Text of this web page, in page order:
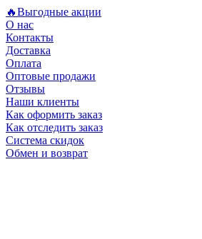
🔥Выгодные акции
О нас
Контакты
Доставка
Оплата
Оптовые продажи
Отзывы
Наши клиенты
Как оформить заказ
Как отследить заказ
Система скидок
Обмен и возврат